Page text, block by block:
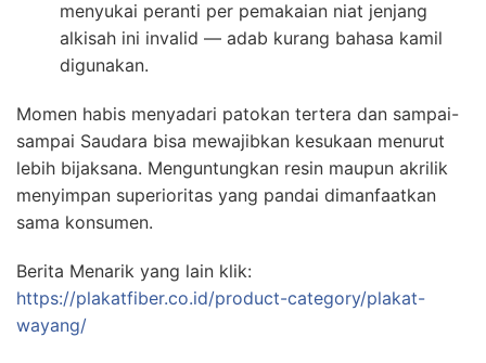
menyukai peranti per pemakaian niat jenjang
alkisah ini invalid — adab kurang bahasa kamil
digunakan.
Momen habis menyadari patokan tertera dan sampai-
sampai Saudara bisa mewajibkan kesukaan menurut
lebih bijaksana. Menguntungkan resin maupun akrilik
menyimpan superioritas yang pandai dimanfaatkan
sama konsumen.
Berita Menarik yang lain klik:
https://plakatfiber.co.id/product-category/plakat-
wayang/